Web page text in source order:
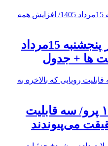
قیمت طلا و سکه امروز پنجشنبه 15مرداد
تحول بزرگ در آیفون ۱۸ پرو/ سه قابلیت
می‌پیوندند